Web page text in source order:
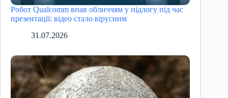
Робот Qualcomm впав обличчям у підлогу під час
презентації: відео стало вірусним
31.07.2026